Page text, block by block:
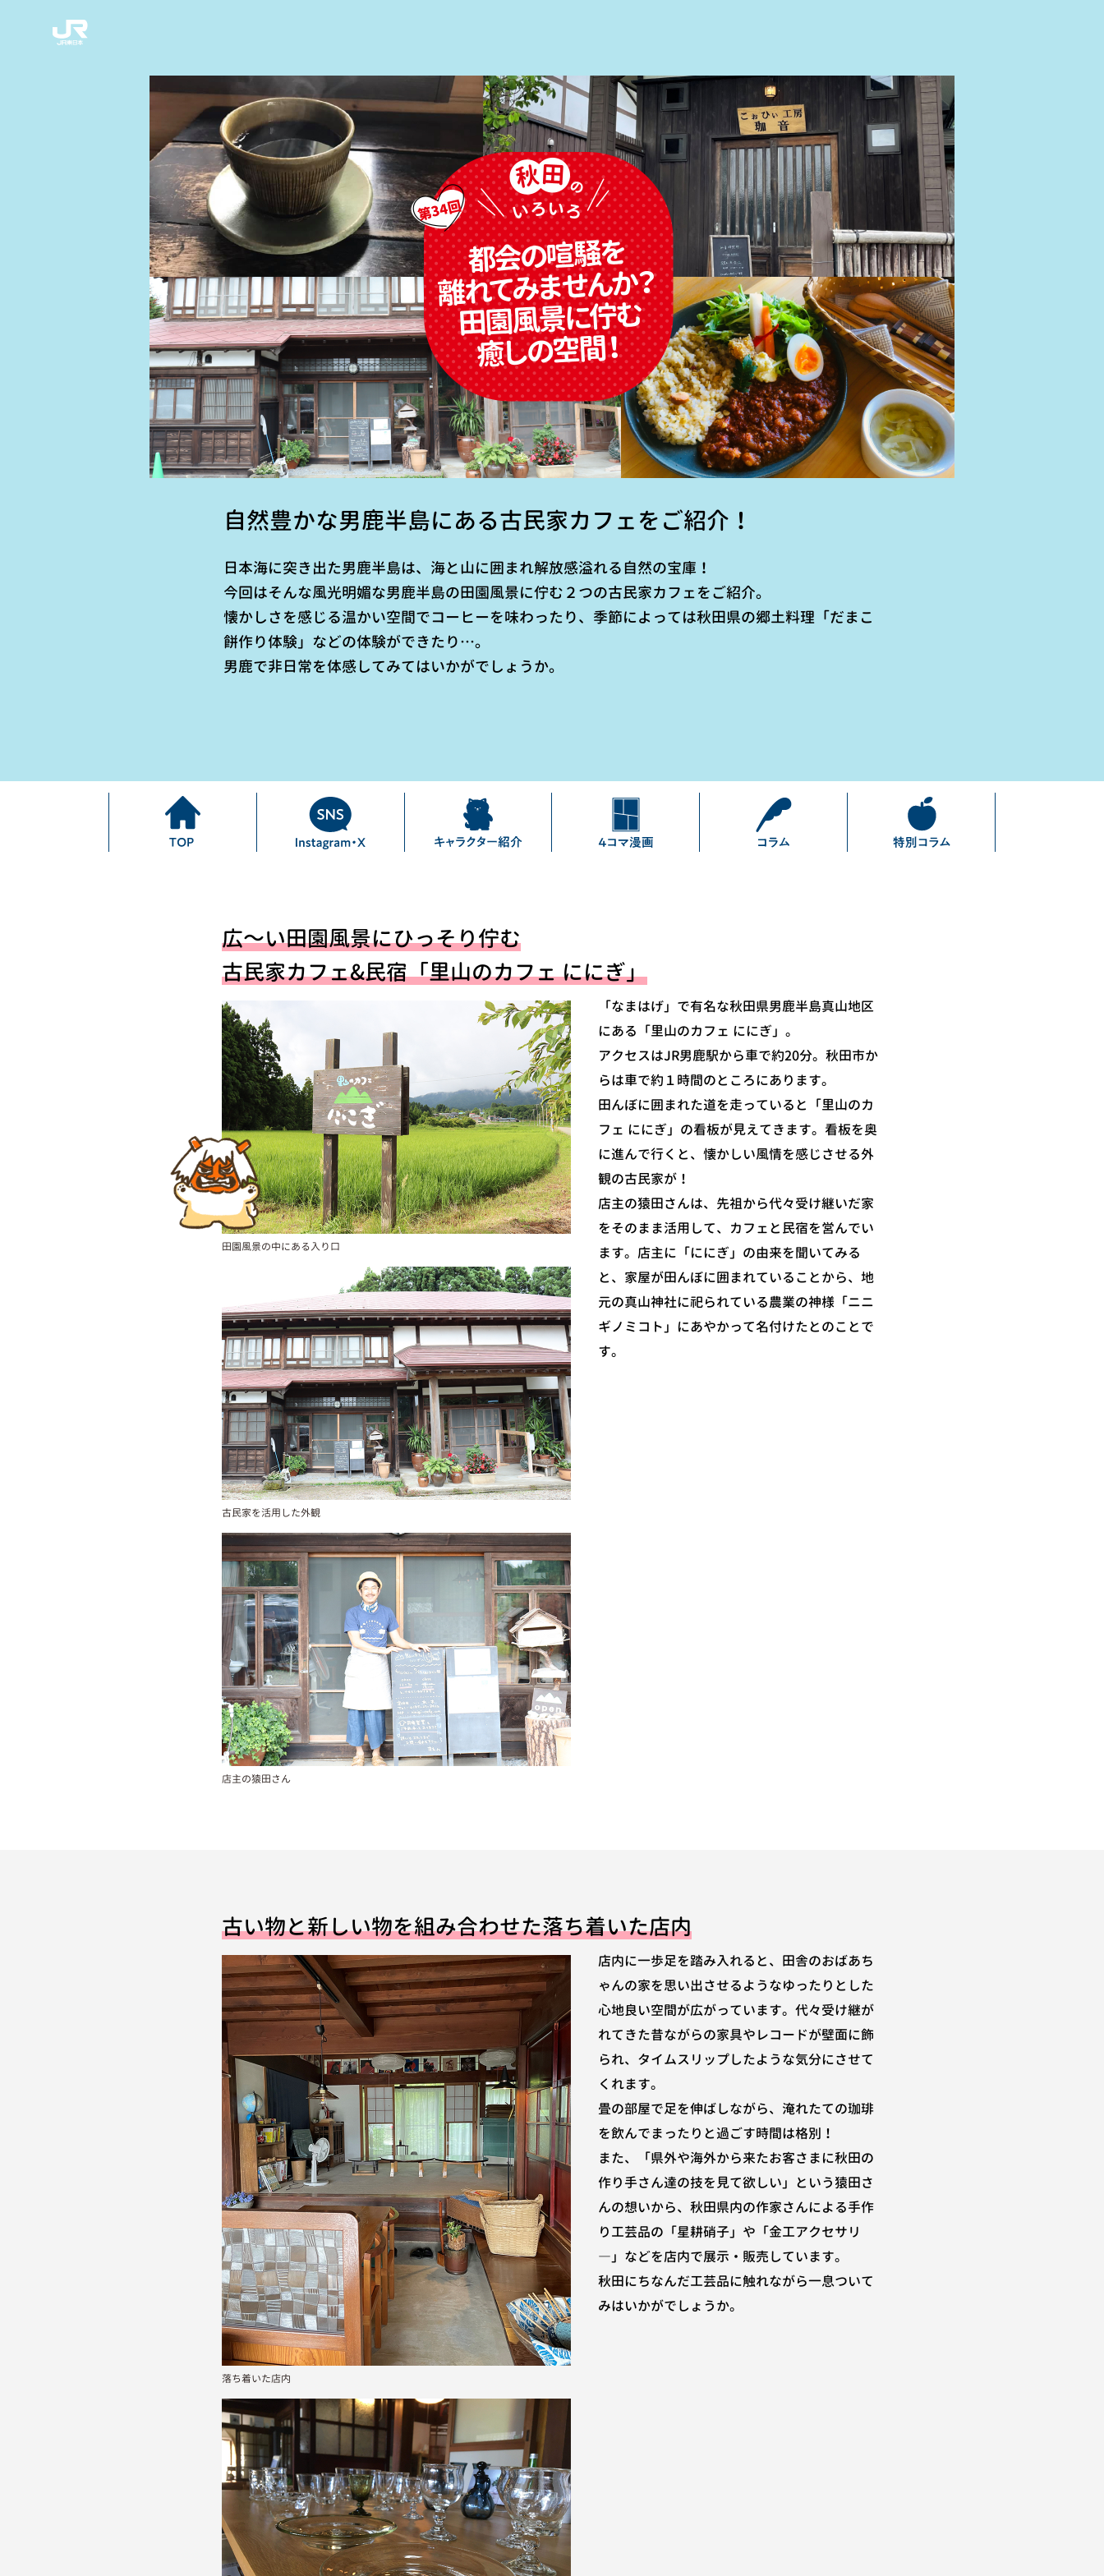
自然豊かな男鹿半島にある古民家カフェをご紹介！
日本海に突き出た男鹿半島は、海と山に囲まれ解放感溢れる自然の宝庫！
今回はそんな風光明媚な男鹿半島の田園風景に佇む２つの古民家カフェをご紹介。
懐かしさを感じる温かい空間でコーヒーを味わったり、季節によっては秋田県の郷土料理「だまこ
餅作り体験」などの体験ができたり…。
男鹿で非日常を体感してみてはいかがでしょうか。
広～い田園風景にひっそり佇む
古民家カフェ&民宿「里山のカフェ ににぎ」
田園風景の中にある入り口
古民家を活用した外観
店主の猿田さん
「なまはげ」で有名な秋田県男鹿半島真山地区
にある「里山のカフェ ににぎ」。
アクセスはJR男鹿駅から車で約20分。秋田市か
らは車で約１時間のところにあります。
田んぼに囲まれた道を走っていると「里山のカ
フェ ににぎ」の看板が見えてきます。看板を奥
に進んで行くと、懐かしい風情を感じさせる外
観の古民家が！
店主の猿田さんは、先祖から代々受け継いだ家
をそのまま活用して、カフェと民宿を営んでい
ます。店主に「ににぎ」の由来を聞いてみる
と、家屋が田んぼに囲まれていることから、地
元の真山神社に祀られている農業の神様「ニニ
ギノミコト」にあやかって名付けたとのことで
す。
古い物と新しい物を組み合わせた落ち着いた店内
落ち着いた店内
店内に一歩足を踏み入れると、田舎のおばあち
ゃんの家を思い出させるようなゆったりとした
心地良い空間が広がっています。代々受け継が
れてきた昔ながらの家具やレコードが壁面に飾
られ、タイムスリップしたような気分にさせて
くれます。
畳の部屋で足を伸ばしながら、淹れたての珈琲
を飲んでまったりと過ごす時間は格別！
また、「県外や海外から来たお客さまに秋田の
作り手さん達の技を見て欲しい」という猿田さ
んの想いから、秋田県内の作家さんによる手作
り工芸品の「星耕硝子」や「金工アクセサリ
―」などを店内で展示・販売しています。
秋田にちなんだ工芸品に触れながら一息ついて
みはいかがでしょうか。